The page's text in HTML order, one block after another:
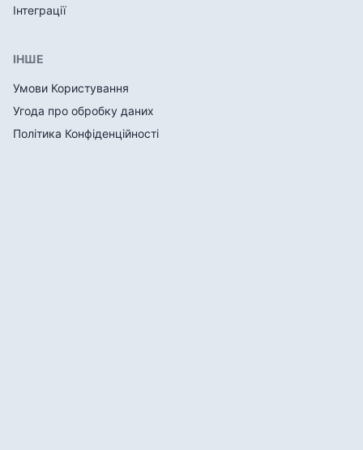
Інтеграції
ІНШЕ
Умови Користування
Угода про обробку даних
Політика Конфіденційності